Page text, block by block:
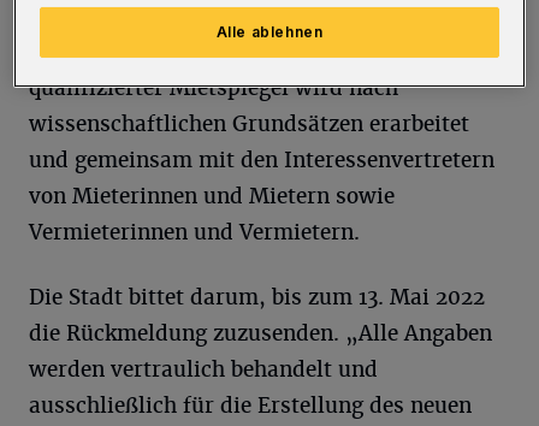
Vergleichsmieten und dient als wichtige
Orientierungshilfe für beide Mietparteien. Ein
qualifizierter Mietspiegel wird nach
wissenschaftlichen Grundsätzen erarbeitet
und gemeinsam mit den Interessenvertretern
von Mieterinnen und Mietern sowie
Vermieterinnen und Vermietern.
Die Stadt bittet darum, bis zum 13. Mai 2022
die Rückmeldung zuzusenden. „Alle Angaben
werden vertraulich behandelt und
ausschließlich für die Erstellung des neuen
Alle ablehnen